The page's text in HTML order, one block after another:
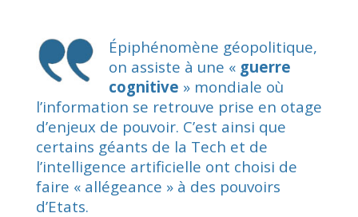
Épiphénomène géopolitique,
on assiste à une « guerre
cognitive » mondiale où
l’information se retrouve prise en otage
d’enjeux de pouvoir. C’est ainsi que
certains géants de la Tech et de
l’intelligence artificielle ont choisi de
faire « allégeance » à des pouvoirs
d’Etats.